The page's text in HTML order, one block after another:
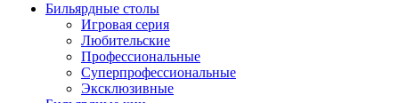
Бильярдные столы
Игровая серия
Любительские
Профессиональные
Суперпрофессиональные
Эксклюзивные